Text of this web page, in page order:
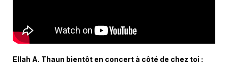
Ellah A. Thaun bientôt en concert à côté de chez toi :